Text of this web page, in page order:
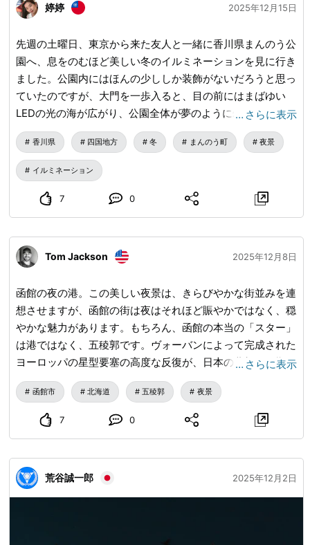
婷婷 2025年12月15日
先週の土曜日、東京から来た友人と一緒に香川県まんのう公
園へ、息をのむほど美しい冬のイルミネーションを見に行き
ました。公園内にはほんの少ししか装飾がないだろうと思っ
ていたのですが、大門を一歩入ると、目の前にはまばゆい
LEDの光の海が広がり、公園全体が夢のように幻想的に彩ら
れていました。今回のイルミネーションには、なんと65万
個もの電球が使われているそうで、その規模の大きさにただ
ただ驚くばかりです！ 約3.2平方キロメートルの広大な丘陵
地は、夜の帳が下りると、どこもかしこもが人々を魅了し、
シャッターが止まらなくなるほどの絶景に変わります。この
美しい光の祭典は、多くの観光客に愛されているだけでな
く、その独特な魅力によって、2024年の日本夜景遺産「ラ
イトアップ夜景遺産部門」に認定され、さらに同年の国際照
明デザイン賞では、「優秀エンターテイメント」部門で第4
位を受賞するという栄誉に輝きました。 これほどまでに心
を揺さぶられる冬の夜景を前に、さぞかし入場料も高いのだ
ろうと思っていました。しかし、なんとこの素晴らしい冬の
夜の宴は、驚くほどリーズナブルなのです。15歳以下の子
どもは無料で、大人の入場料はたったの450円、それに300
円の駐車料金を加えても、この価格でこれだけの体験ができ
るとは、思わず歓声を上げてしまうほどです！この美しいイ
ルミネーションは、どこを歩いても視界を奪い、香川の冬を
20年も制覇しているというのも納得です。 今回、友人に誘
ってもらい、この忘れられないイルミネーションを見ること
ができて、本当によかったと思います。まんのう公園のイル
ミネーションは、大都市のイルミネーションほど多様で複雑
ではないかもしれませんが、視界を埋め尽くし、人々を完全
… さらに表示
香川県 四国地方 冬 まんのう町 夜景
イルミネーション
7 0
Tom Jackson 2025年12月8日
函館の夜の港。この美しい夜景は、きらびやかな街並みを連
想させますが、函館の街は夜はそれほど賑やかではなく、穏
やかな魅力があります。もちろん、函館の本当の「スター」
は港ではなく、五稜郭です。ヴォーバンによって完成された
ヨーロッパの星型要塞の高度な反復が、日本の北部で予期せ
ず現れるのを見つけるのは信じられないほどです。魅力的な
歴史です！
… さらに表示
函館市 北海道 五稜郭 夜景
7 0
荒谷誠一郎 2025年12月2日